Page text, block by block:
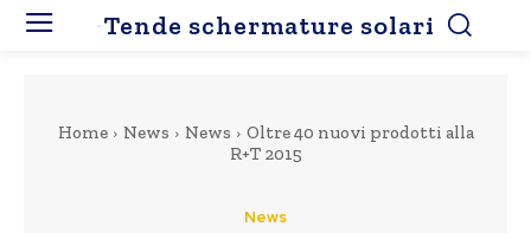
Tende schermature solari
Home News News
Oltre 40 nuovi prodotti alla
R+T 2015
News